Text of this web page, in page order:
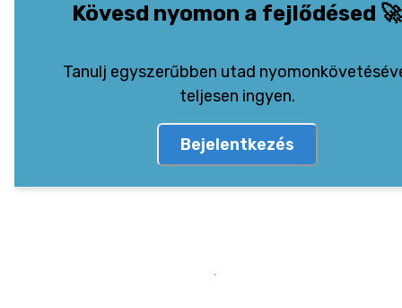
Kövesd nyomon a fejlődésed 🚀
Tanulj egyszerűbben utad
teljesen ingyen.
Bejelentkezés